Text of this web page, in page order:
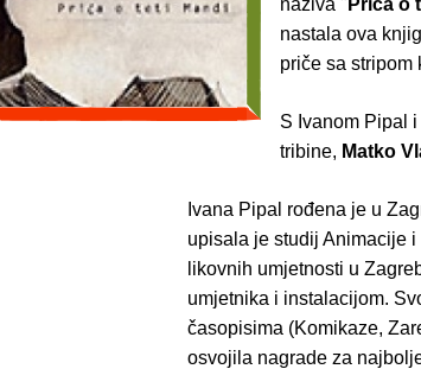
nastala ova
priče sa stripom
S Ivanom Pipal
tribine, Matko
Ivana Pipal rođena je u
upisala je studij Animacije
likovnih umjetnosti u
umjetnika i instalacijom.
časopisima (Komikaze,
osvojila nagrade za